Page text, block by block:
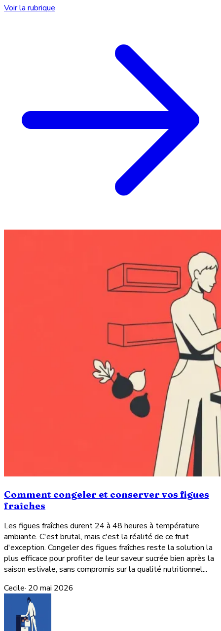
Voir la rubrique
Comment congeler et conserver vos figues
fraîches
Les figues fraîches durent 24 à 48 heures à température
ambiante. C'est brutal, mais c'est la réalité de ce fruit
d'exception. Congeler des figues fraîches reste la solution la
plus efficace pour profiter de leur saveur sucrée bien après la
saison estivale, sans compromis sur la qualité nutritionnel...
Cecile· 20 mai 2026